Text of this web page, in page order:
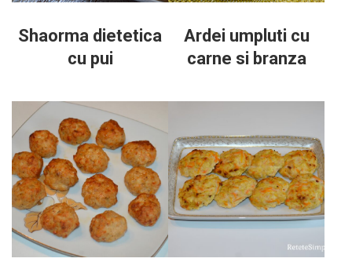
Shaorma dietetica
cu pui
Ardei umpluti cu
carne si branza